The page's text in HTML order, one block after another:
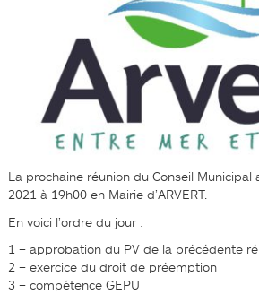
La prochaine réunion du Conseil Municipal
2021 à 19h00 en Mairie d’ARVERT.
En voici l’ordre du jour :
1 – approbation du PV de la précédente
2 – exercice du droit de préemption
3 – compétence GEPU